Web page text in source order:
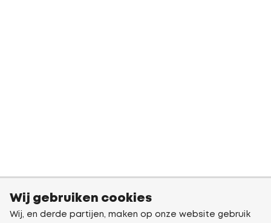
Wij gebruiken cookies
Wij, en derde partijen, maken op onze website gebruik